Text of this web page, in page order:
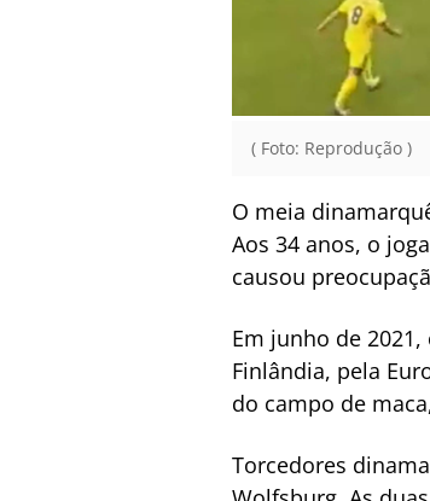
( Foto: Reprodução )
O meia
Aos 34 anos, o
causou
Em junho de
Finlândia, pela
do campo de
Torcedores